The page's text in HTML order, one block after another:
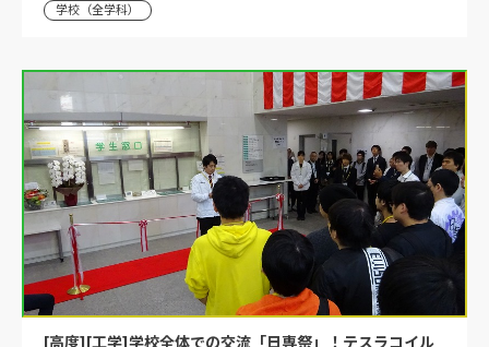
学校（全学科）
[高度][工学]学校全体での交流「日専祭」！テスラコイル